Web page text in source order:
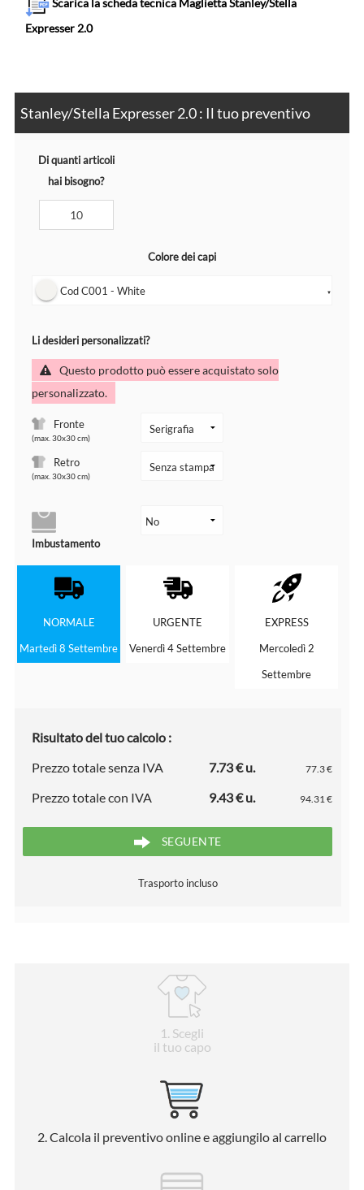
Expresser 2.0
Stanley/Stella Expresser 2.0 : Il tuo preventivo
Di quanti articoli
hai bisogno?
Colore dei capi
Cod C001 - White ▼
Li desideri personalizzati?
Questo prodotto può essere acquistato solo
personalizzato.
Fronte
(max. 30x30 cm)
Retro
(max. 30x30 cm)
Imbustamento
NORMALE
Martedì 8 Settembre
URGENTE
Venerdì 4 Settembre
EXPRESS
Mercoledì 2
Settembre
Risultato del tuo calcolo :
Prezzo totale senza IVA
7.73 € u. 77.3 €
Prezzo totale con IVA 9.43 € u. 94.31 €
SEGUENTE
Trasporto incluso
1 . Scegli
il tuo capo
2. Calcola il preventivo online e aggiungilo al carrello